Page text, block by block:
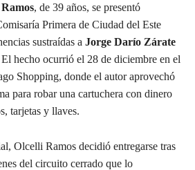
, de 39 años, se presentó
Primera de Ciudad del Este
sustraídas a Jorge Darío Zárate
hecho ocurrió el 28 de diciembre en el
Shopping, donde el autor aprovechó
para robar una cartuchera con dinero
tarjetas y llaves.
Olcelli Ramos decidió entregarse tras
del circuito cerrado que lo